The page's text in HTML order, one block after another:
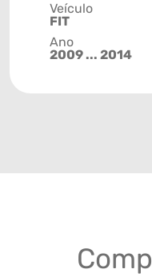
Veículo
FIT
Ano
2009 ... 2014